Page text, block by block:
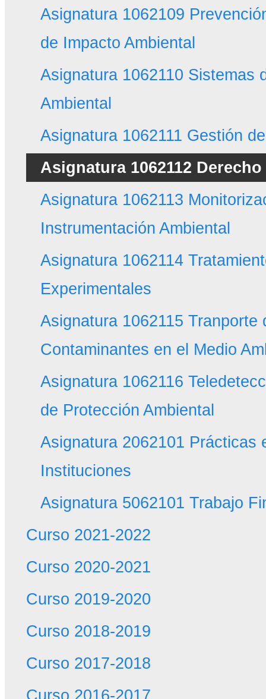
Asignatura 1062109
de Impacto Ambiental
Asignatura 1062110 Sistemas
Ambiental
Asignatura 1062111 Gestión
Asignatura 1062112
Asignatura 1062113
Instrumentación Ambiental
Asignatura 1062114
Experimentales
Asignatura 1062115 Tranporte
Contaminantes en el Medio
Asignatura 1062116
de Protección Ambiental
Asignatura 2062101 Prácticas
Instituciones
Asignatura 5062101 Trabajo
Curso 2021-2022
Curso 2020-2021
Curso 2019-2020
Curso 2018-2019
Curso 2017-2018
Curso 2016-2017